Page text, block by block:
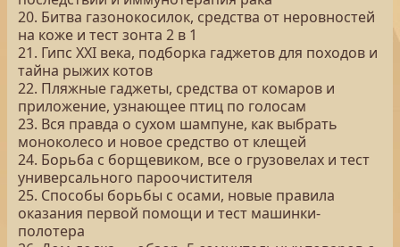
20. Битва газонокосилок, средства от неровностей
на коже и тест зонта 2 в 1
21. Гипс XXI века, подборка гаджетов для походов и
тайна рыжих котов
22. Пляжные гаджеты, средства от комаров и
приложение, узнающее птиц по голосам
23. Вся правда о сухом шампуне, как выбрать
моноколесо и новое средство от клещей
24. Борьба с борщевиком, все о грузовелах и тест
универсального пароочистителя
25. Способы борьбы с осами, новые правила
оказания первой помощи и тест машинки-
полотера